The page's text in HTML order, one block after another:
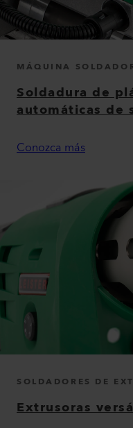
MÁQUINA
Soldadura de
automáticas de
Conozca más
SOLDADORES DE
Extrusoras